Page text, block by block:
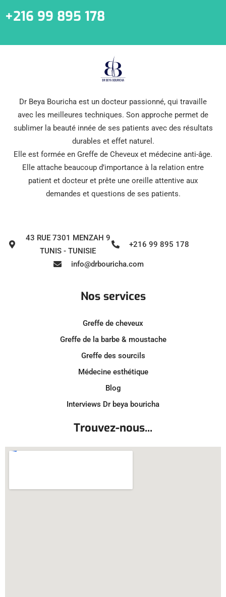
+216 99 895 178
Dr Beya Bouricha est un docteur passionné, qui travaille
avec les meilleures techniques. Son approche permet de
sublimer la beauté innée de ses patients avec des résultats
durables et effet naturel.
Elle est formée en Greffe de Cheveux et médecine anti-âge.
Elle attache beaucoup d’importance à la relation entre
patient et docteur et prête une oreille attentive aux
demandes et questions de ses patients.
43 RUE 7301 MENZAH 9
TUNIS - TUNISIE
+216 99 895 178
info@drbouricha.com
Nos services
Greffe de cheveux
Greffe de la barbe & moustache
Greffe des sourcils
Médecine esthétique
Blog
Interviews Dr beya bouricha
Trouvez-nous...